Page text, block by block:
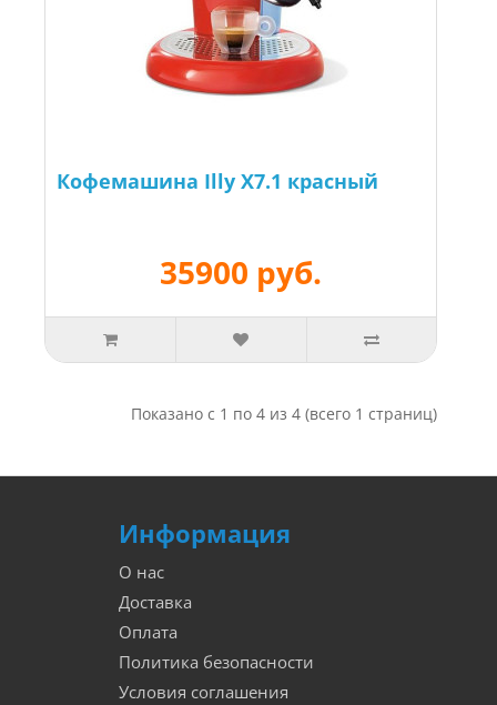
Кофемашина Illy X7.1 красный
35900 руб.
Показано с 1 по 4 из 4 (всего 1 страниц)
Информация
О нас
Доставка
Оплата
Политика безопасности
Условия соглашения